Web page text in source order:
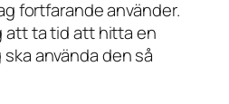
fortfarande använder.
att ta tid att hitta en
använda den så